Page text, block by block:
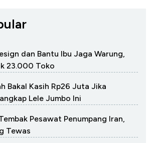
dan Bantu Ibu Jaga Warung,
23.000 Toko
Bakal Kasih Rp26 Juta Jika
Lele Jumbo Ini
Pesawat Penumpang Iran,
Tewas